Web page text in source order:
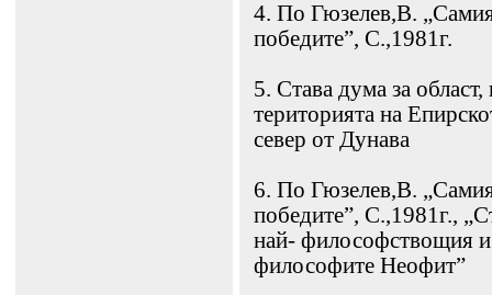
4. По Гюзелев,В.
победите”, С.,1981г.
5. Става дума за област,
територията на
север от Дунава
6. По Гюзелев,В.
победите”, С.,1981г.,
най- философствощия
философите Неофит”